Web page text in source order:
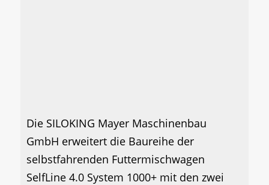
Die SILOKING Mayer Maschinenbau
GmbH erweitert die Baureihe der
selbstfahrenden Futtermischwagen
SelfLine 4.0 System 1000+ mit den zwei